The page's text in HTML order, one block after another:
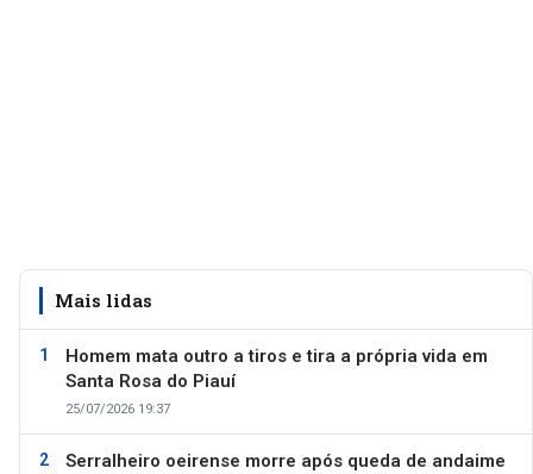
Mais lidas
Homem mata outro a tiros e tira a própria vida em
Santa Rosa do Piauí
25/07/2026 19:37
Serralheiro oeirense morre após queda de andaime